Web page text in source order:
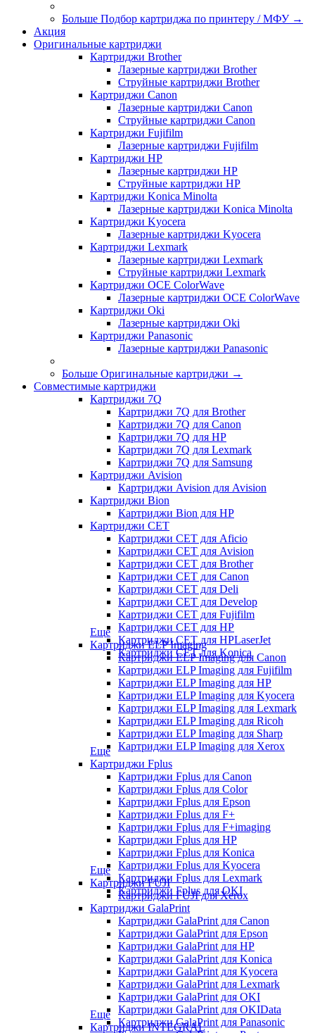
Больше Подбор картриджа по принтеру / МФУ →
Акция
Оригинальные картриджи
Картриджи Brother
Лазерные картриджи Brother
Струйные картриджи Brother
Картриджи Canon
Лазерные картриджи Canon
Струйные картриджи Canon
Картриджи Fujifilm
Лазерные картриджи Fujifilm
Картриджи HP
Лазерные картриджи HP
Струйные картриджи HP
Картриджи Konica Minolta
Лазерные картриджи Konica Minolta
Картриджи Kyocera
Лазерные картриджи Kyocera
Картриджи Lexmark
Лазерные картриджи Lexmark
Струйные картриджи Lexmark
Картриджи OCE ColorWave
Лазерные картриджи OCE ColorWave
Картриджи Oki
Лазерные картриджи Oki
Картриджи Panasonic
Лазерные картриджи Panasonic
Больше Оригинальные картриджи →
Совместимые картриджи
Картриджи 7Q
Картриджи 7Q для Brother
Картриджи 7Q для Canon
Картриджи 7Q для HP
Картриджи 7Q для Lexmark
Картриджи 7Q для Samsung
Картриджи Avision
Картриджи Avision для Avision
Картриджи Bion
Картриджи Bion для HP
Картриджи CET
Картриджи CET для Aficio
Картриджи CET для Avision
Картриджи CET для Brother
Картриджи CET для Canon
Картриджи CET для Deli
Картриджи CET для Develop
Картриджи CET для Fujifilm
Картриджи CET для HP
Картриджи CET для HPLaserJet
Картриджи CET для Konica
Еще
Картриджи ELP Imaging
Картриджи ELP Imaging для Canon
Картриджи ELP Imaging для Fujifilm
Картриджи ELP Imaging для HP
Картриджи ELP Imaging для Kyocera
Картриджи ELP Imaging для Lexmark
Картриджи ELP Imaging для Ricoh
Картриджи ELP Imaging для Sharp
Картриджи ELP Imaging для Xerox
Еще
Картриджи Fplus
Картриджи Fplus для Canon
Картриджи Fplus для Color
Картриджи Fplus для Epson
Картриджи Fplus для F+
Картриджи Fplus для F+imaging
Картриджи Fplus для HP
Картриджи Fplus для Konica
Картриджи Fplus для Kyocera
Картриджи Fplus для Lexmark
Картриджи Fplus для OKI
Еще
Картриджи FUJI
Картриджи FUJI для Xerox
Картриджи GalaPrint
Картриджи GalaPrint для Canon
Картриджи GalaPrint для Epson
Картриджи GalaPrint для HP
Картриджи GalaPrint для Konica
Картриджи GalaPrint для Kyocera
Картриджи GalaPrint для Lexmark
Картриджи GalaPrint для OKI
Картриджи GalaPrint для OKIData
Картриджи GalaPrint для Panasonic
Еще
Картриджи INTEGRAL